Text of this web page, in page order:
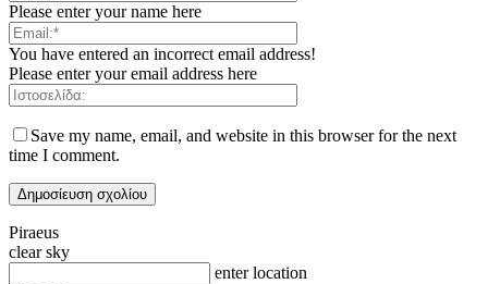
Please enter your name here
You have entered an incorrect email address!
Please enter your email address here
Save my name, email, and website in this browser for the next
time I comment.
Piraeus
clear sky
enter location